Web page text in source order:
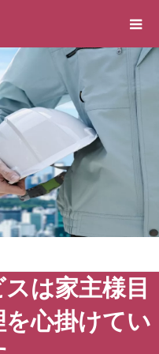
は家主様目
心掛けてい